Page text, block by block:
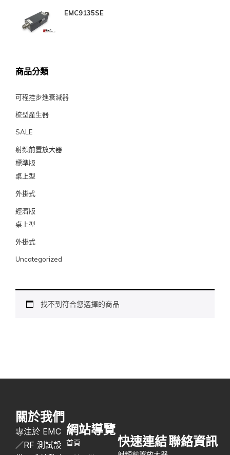
EMC9135SE
商品分類
可程控步進衰減器
梳型產生器
SALE
射頻前置放大器
標準版
桌上型
外掛式
經濟版
桌上型
外掛式
Uncategorized
找不到符合您選擇的商品
關於我們
專注於 EMC
／RF 測試設
網站導覽
首頁
快速連結聯絡資訊